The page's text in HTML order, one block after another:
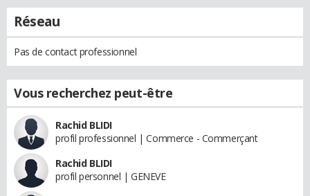
Réseau
Pas de contact professionnel
Vous recherchez peut-être
Rachid BLIDI
profil professionnel | Commerce - Commerçant
Rachid BLIDI
profil personnel | GENEVE